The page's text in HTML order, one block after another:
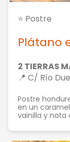
⭐ Postre
Plátano
2 TIERRAS
📍 C/ Río
Postre
en un
vainilla y nata